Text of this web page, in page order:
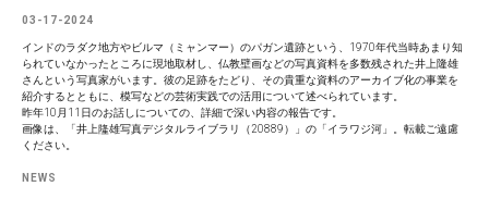
03-17-2024
インドのラダク地方やビルマ（ミャンマー）のパガン遺跡という、1970年代当時あまり知
られていなかったところに現地取材し、仏教壁画などの写真資料を多数残された井上隆雄
さんという写真家がいます。彼の足跡をたどり、その貴重な資料のアーカイブ化の事業を
紹介するとともに、模写などの芸術実践での活用について述べられています。
昨年10月11日のお話しについての、詳細で深い内容の報告です。
画像は、「井上隆雄写真デジタルライブラリ（20889）」の「イラワジ河」。転載ご遠慮
ください。
NEWS